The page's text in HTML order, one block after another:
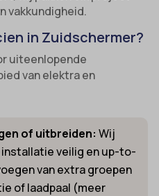
vakkundigheid.
in Zuidschermer?
uiteenlopende
van elektra en
of uitbreiden: Wij
veilig en up-to-
van extra groepen
of laadpaal (meer